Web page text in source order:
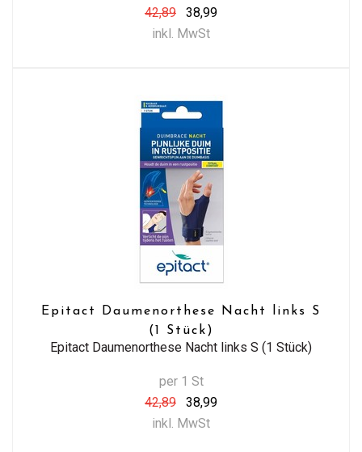
42,89
38,99
inkl. MwSt
Epitact Daumenorthese Nacht links S
(1 Stück)
Epitact Daumenorthese Nacht links S (1 Stück)
per 1 St
42,89
38,99
inkl. MwSt